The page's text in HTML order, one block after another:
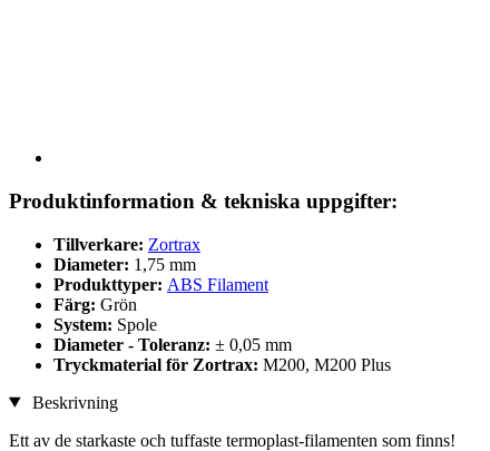
Produktinformation & tekniska uppgifter:
Tillverkare: Zortrax
Diameter: 1,75 mm
Produkttyper: ABS Filament
Färg: Grön
System: Spole
Diameter - Toleranz: ± 0,05 mm
Tryckmaterial för Zortrax: M200, M200 Plus
Beskrivning
Ett av de starkaste och tuffaste termoplast-filamenten som finns!